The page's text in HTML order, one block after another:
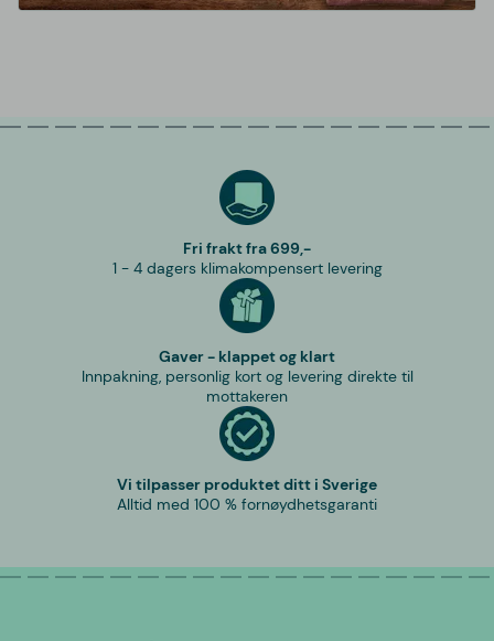
Fri frakt fra 699,-
1 - 4 dagers klimakompensert levering
Gaver - klappet og klart
Innpakning, personlig kort og levering direkte til
mottakeren
Vi tilpasser produktet ditt i Sverige
Alltid med 100 % fornøydhetsgaranti